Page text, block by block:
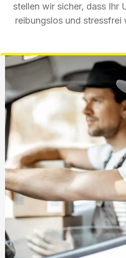
stellen wir sicher, dass Ihr
reibungslos und stressfrei